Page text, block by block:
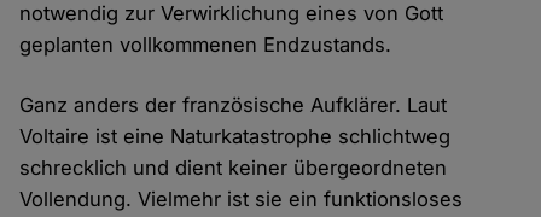
notwendig zur Verwirklichung eines von Gott
geplanten vollkommenen Endzustands.
Ganz anders der französische Aufklärer. Laut
Voltaire ist eine Naturkatastrophe schlichtweg
schrecklich und dient keiner übergeordneten
Vollendung. Vielmehr ist sie ein funktionsloses